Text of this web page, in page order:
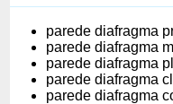
parede diafragma
parede diafragma
parede diafragma
parede diafragma
parede diafragma